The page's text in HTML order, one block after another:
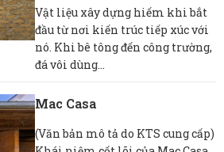
Vật liệu xây dựng hiếm khi bắt
đầu từ nơi kiến ​​trúc tiếp xúc với
nó. Khi bê tông đến công trường,
đá vôi dùng...
Mac Casa
(Văn bản mô tả do KTS cung cấp)